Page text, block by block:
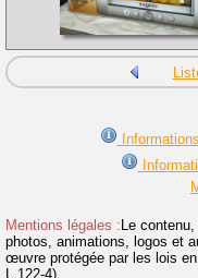
Mentions légales : Le
photos, animations, logos et
œuvre protégée par les lois
L.122-4).